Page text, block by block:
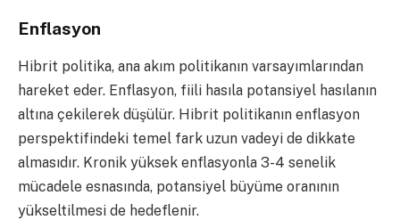
Enflasyon
Hibrit politika, ana akım politikanın varsayımlarından
hareket eder. Enflasyon, fiili hasıla potansiyel hasılanın
altına çekilerek düşülür. Hibrit politikanın enflasyon
perspektifindeki temel fark uzun vadeyi de dikkate
almasıdır. Kronik yüksek enflasyonla 3-4 senelik
mücadele esnasında, potansiyel büyüme oranının
yükseltilmesi de hedeflenir.